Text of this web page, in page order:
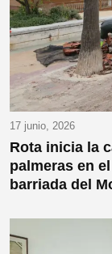
17 junio, 2026
Rota inicia la
palmeras en
barriada del